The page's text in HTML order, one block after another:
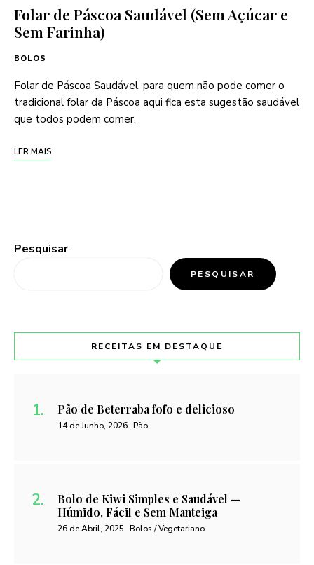
Folar de Páscoa Saudável (Sem Açúcar e
Sem Farinha)
BOLOS
Folar de Páscoa Saudável, para quem não pode comer o
tradicional folar da Páscoa aqui fica esta sugestão saudável
que todos podem comer.
LER MAIS
Pesquisar
PESQUISAR
RECEITAS EM DESTAQUE
Pão de Beterraba fofo e delicioso
14 de Junho, 2026 Pão
Bolo de Kiwi Simples e Saudável —
Húmido, Fácil e Sem Manteiga
26 de Abril, 2025 Bolos / Vegetariano